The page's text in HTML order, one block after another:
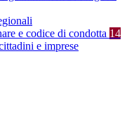
e codice di condotta 14
e imprese